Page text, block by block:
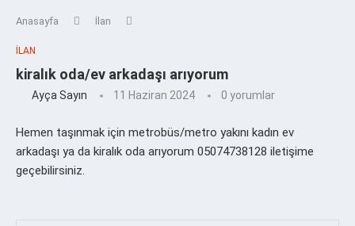
Anasayfa İlan
İLAN
kiralık oda/ev arkadaşı arıyorum
Ayça Sayın 11 Haziran 2024 0 yorumlar
Hemen taşınmak için metrobüs/metro yakını kadın ev
arkadaşı ya da kiralık oda arıyorum 05074738128 iletişime
geçebilirsiniz.